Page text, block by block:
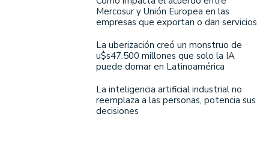
Mercosur y Unión Europea en las
empresas que exportan o dan servicios
La uberización creó un monstruo de
u$s47.500 millones que solo la IA
puede domar en Latinoamérica
La inteligencia artificial industrial no
reemplaza a las personas, potencia sus
decisiones